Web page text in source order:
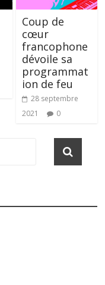
Coup de
cœur
francophone
dévoile sa
programmat
ion de feu
28 septembre
2021
0